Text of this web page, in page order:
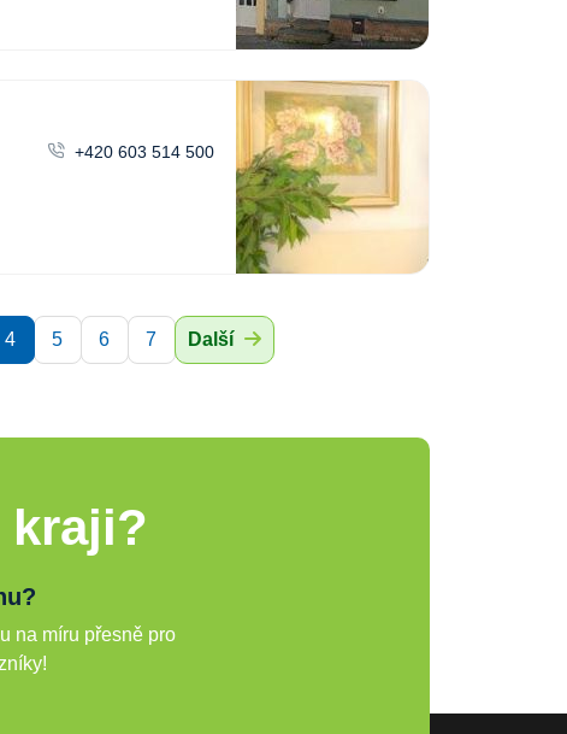
+420 603 514 500
4 5 6 7 Další
kraji?
na míru přesně pro